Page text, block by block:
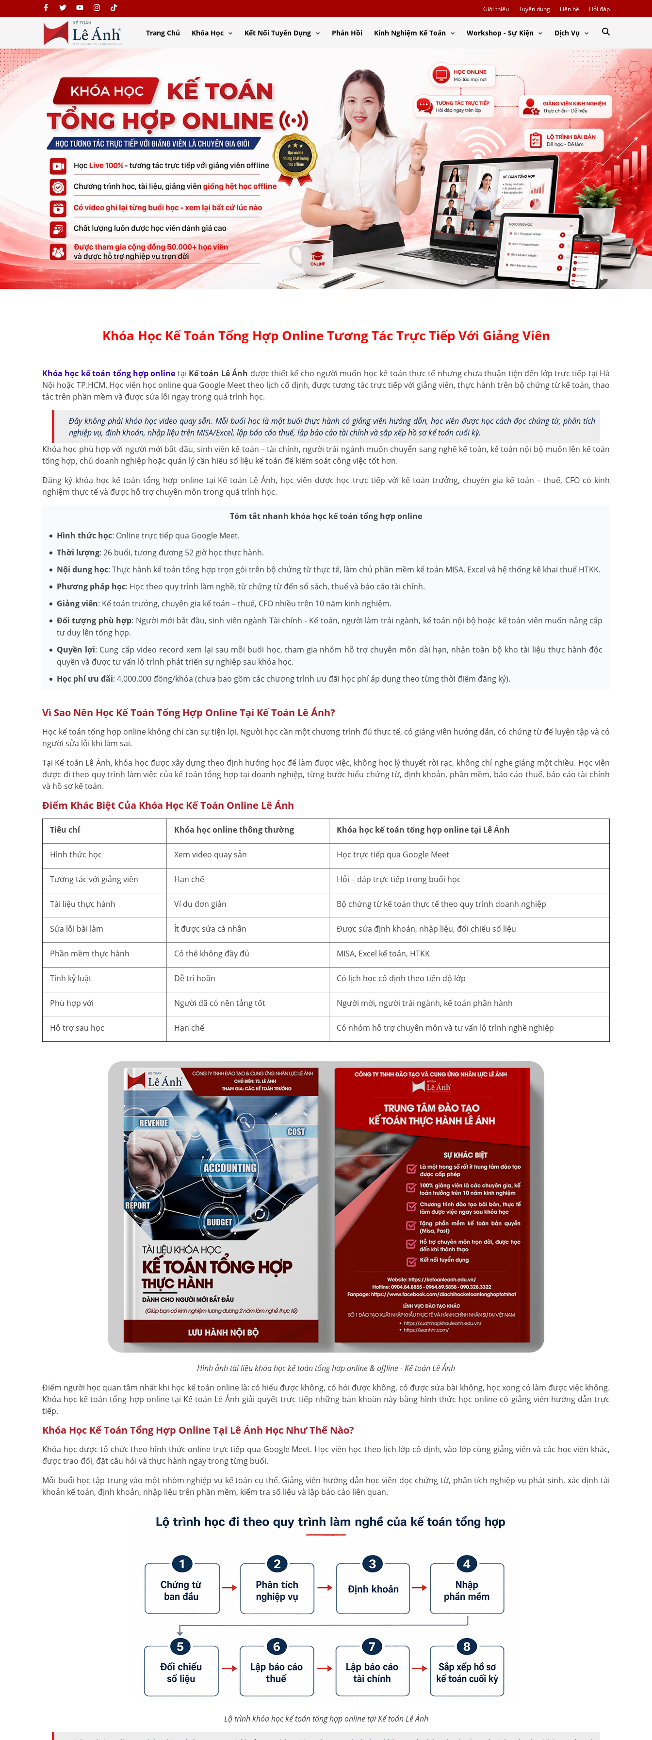
Giới thiệu Tuyển dụng Liên hệ Hỏi đáp
Trang Chủ Khóa Học Kết Nối Tuyển Dụng Phản Hồi Kinh Nghiệm Kế Toán Workshop - Sự Kiện Dịch Vụ
Khóa Học Kế Toán Tổng Hợp Online Tương Tác Trực Tiếp Với Giảng Viên
Khóa học kế toán tổng hợp online tại Kế toán Lê Ánh được thiết kế cho người muốn học kế toán thực tế nhưng chưa thuận tiện đến lớp trực tiếp tại Hà
Nội hoặc TP.HCM. Học viên học online qua Google Meet theo lịch cố định, được tương tác trực tiếp với giảng viên, thực hành trên bộ chứng từ kế toán, thao
tác trên phần mềm và được sửa lỗi ngay trong quá trình học.
Đây không phải khóa học video quay sẵn. Mỗi buổi học là một buổi thực hành có giảng viên hướng dẫn, học viên được học cách đọc chứng từ, phân tích
nghiệp vụ, định khoản, nhập liệu trên MISA/Excel, lập báo cáo thuế, lập báo cáo tài chính và sắp xếp hồ sơ kế toán cuối kỳ.
Khóa học phù hợp với người mới bắt đầu, sinh viên kế toán – tài chính, người trái ngành muốn chuyển sang nghề kế toán, kế toán nội bộ muốn lên kế toán
tổng hợp, chủ doanh nghiệp hoặc quản lý cần hiểu số liệu kế toán để kiểm soát công việc tốt hơn.
Đăng ký khóa học kế toán tổng hợp online tại Kế toán Lê Ánh, học viên được học trực tiếp với kế toán trưởng, chuyên gia kế toán – thuế, CFO có kinh
nghiệm thực tế và được hỗ trợ chuyên môn trong quá trình học.
Tóm tắt nhanh khóa học kế toán tổng hợp online
Hình thức học: Online trực tiếp qua Google Meet.
Thời lượng: 26 buổi, tương đương 52 giờ học thực hành.
Nội dung học: Thực hành kế toán tổng hợp trọn gói trên bộ chứng từ thực tế, làm chủ phần mềm kế toán MISA, Excel và hệ thống kê khai thuế HTKK.
Phương pháp học: Học theo quy trình làm nghề, từ chứng từ đến sổ sách, thuế và báo cáo tài chính.
Giảng viên: Kế toán trưởng, chuyên gia kế toán – thuế, CFO nhiều trên 10 năm kinh nghiệm.
Đối tượng phù hợp: Người mới bắt đầu, sinh viên ngành Tài chính - Kế toán, người làm trái ngành, kế toán nội bộ hoặc kế toán viên muốn nâng cấp
tư duy lên tổng hợp.
Quyền lợi: Cung cấp video record xem lại sau mỗi buổi học, tham gia nhóm hỗ trợ chuyên môn dài hạn, nhận toàn bộ kho tài liệu thực hành độc
quyền và được tư vấn lộ trình phát triển sự nghiệp sau khóa học.
Học phí ưu đãi: 4.000.000 đồng/khóa (chưa bao gồm các chương trình ưu đãi học phí áp dụng theo từng thời điểm đăng ký).
Vì Sao Nên Học Kế Toán Tổng Hợp Online Tại Kế Toán Lê Ánh?
Học kế toán tổng hợp online không chỉ cần sự tiện lợi. Người học cần một chương trình đủ thực tế, có giảng viên hướng dẫn, có chứng từ để luyện tập và có
người sửa lỗi khi làm sai.
Tại Kế toán Lê Ánh, khóa học được xây dựng theo định hướng học để làm được việc, không học lý thuyết rời rạc, không chỉ nghe giảng một chiều. Học viên
được đi theo quy trình làm việc của kế toán tổng hợp tại doanh nghiệp, từng bước hiểu chứng từ, định khoản, phần mềm, báo cáo thuế, báo cáo tài chính
và hồ sơ kế toán.
Điểm Khác Biệt Của Khóa Học Kế Toán Online Lê Ánh
Tiêu chí Khóa học online thông thường Khóa học kế toán tổng hợp online tại Lê Ánh
Hình thức học Xem video quay sẵn Học trực tiếp qua Google Meet
Tương tác với giảng viên Hạn chế Hỏi – đáp trực tiếp trong buổi học
Tài liệu thực hành Ví dụ đơn giản Bộ chứng từ kế toán thực tế theo quy trình doanh nghiệp
Sửa lỗi bài làm Ít được sửa cá nhân Được sửa định khoản, nhập liệu, đối chiếu số liệu
Phần mềm thực hành Có thể không đầy đủ MISA, Excel kế toán, HTKK
Tính kỷ luật Dễ trì hoãn Có lịch học cố định theo tiến độ lớp
Phù hợp với Người đã có nền tảng tốt Người mới, người trái ngành, kế toán phần hành
Hỗ trợ sau học Hạn chế Có nhóm hỗ trợ chuyên môn và tư vấn lộ trình nghề nghiệp
Hình ảnh tài liệu khóa học kế toán tổng hợp online & offline - Kế toán Lê Ánh
Điểm người học quan tâm nhất khi học kế toán online là: có hiểu được không, có hỏi được không, có được sửa bài không, học xong có làm được việc không.
Khóa học kế toán tổng hợp online tại Kế toán Lê Ánh giải quyết trực tiếp những băn khoăn này bằng hình thức học online có giảng viên hướng dẫn trực
tiếp.
Khóa Học Kế Toán Tổng Hợp Online Tại Lê Ánh Học Như Thế Nào?
Khóa học được tổ chức theo hình thức online trực tiếp qua Google Meet. Học viên học theo lịch lớp cố định, vào lớp cùng giảng viên và các học viên khác,
được trao đổi, đặt câu hỏi và thực hành ngay trong từng buổi.
Mỗi buổi học tập trung vào một nhóm nghiệp vụ kế toán cụ thể. Giảng viên hướng dẫn học viên đọc chứng từ, phân tích nghiệp vụ phát sinh, xác định tài
khoản kế toán, định khoản, nhập liệu trên phần mềm, kiểm tra số liệu và lập báo cáo liên quan.
Lộ trình khóa học kế toán tổng hợp online tại Kế toán Lê Ánh